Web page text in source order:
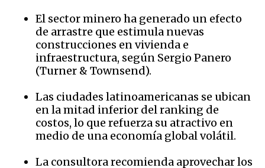
El sector minero ha generado un efecto
de arrastre que estimula nuevas
construcciones en vivienda e
infraestructura, según Sergio Panero
(Turner & Townsend).
Las ciudades latinoamericanas se ubican
en la mitad inferior del ranking de
costos, lo que refuerza su atractivo en
medio de una economía global volátil.
La consultora recomienda aprovechar los